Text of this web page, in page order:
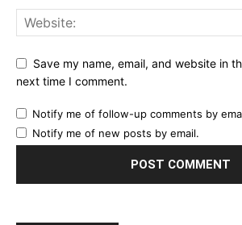
Save my name, email, and website in
next time I comment.
Notify me of follow-up comments by
Notify me of new posts by email.